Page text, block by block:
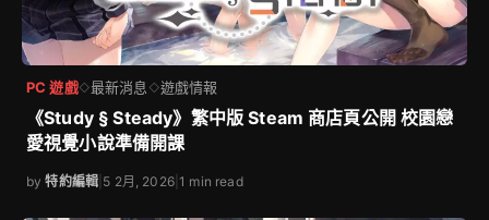
PC 遊戲◇最新消息 ◇遊戲情報
《Study § Steady》繁中版 Steam 商店頁公開 校園戀
愛視覺小說準備開課
by特約編輯 5 2月, 2026|1 min read